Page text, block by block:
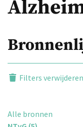
Filters verwijderen
Alle bronnen